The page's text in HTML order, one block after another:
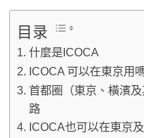
目录
什麼是ICOCA
ICOCA 可以在東京用
首都圈（東京、橫濱
路
ICOCA也可以在東京